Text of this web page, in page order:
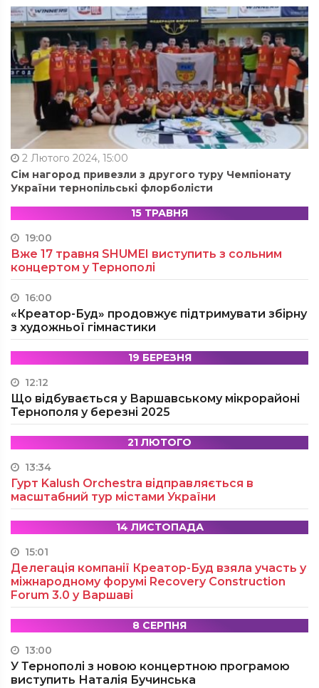
2 Лютого 2024, 15:00
Сім нагород привезли з другого туру Чемпіонату
України тернопільські флорболісти
15 ТРАВНЯ
19:00
Вже 17 травня SHUMEI виступить з сольним
концертом у Тернополі
16:00
«Креатор-Буд» продовжує підтримувати збірну
з художньої гімнастики
19 БЕРЕЗНЯ
12:12
Що відбувається у Варшавському мікрорайоні
Тернополя у березні 2025
21 ЛЮТОГО
13:34
Гурт Kalush Orchestra відправляється в
масштабний тур містами України
14 ЛИСТОПАДА
15:01
Делегація компанії Креатор-Буд взяла участь у
міжнародному форумі Recovery Construction
Forum 3.0 у Варшаві
8 СЕРПНЯ
13:00
У Тернополі з новою концертною програмою
виступить Наталія Бучинська